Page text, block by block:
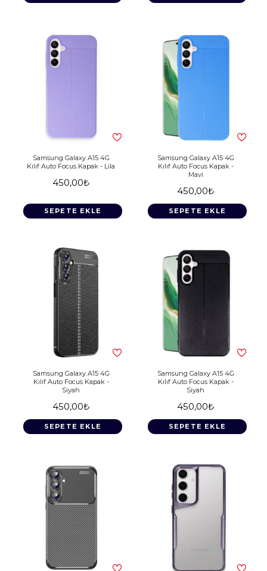
Samsung Galaxy A15 4G
Kılıf Auto Focus Kapak - Lila
450,00₺
SEPETE EKLE
Samsung Galaxy A15 4G
Kılıf Auto Focus Kapak -
Mavi
450,00₺
SEPETE EKLE
Samsung Galaxy A15 4G
Kılıf Auto Focus Kapak -
Siyah
450,00₺
SEPETE EKLE
Samsung Galaxy A15 4G
Kılıf Auto Focus Kapak -
Siyah
450,00₺
SEPETE EKLE